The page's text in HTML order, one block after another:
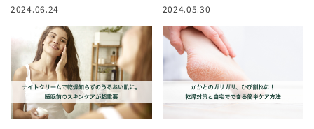
2024.06.24
2024.05.30